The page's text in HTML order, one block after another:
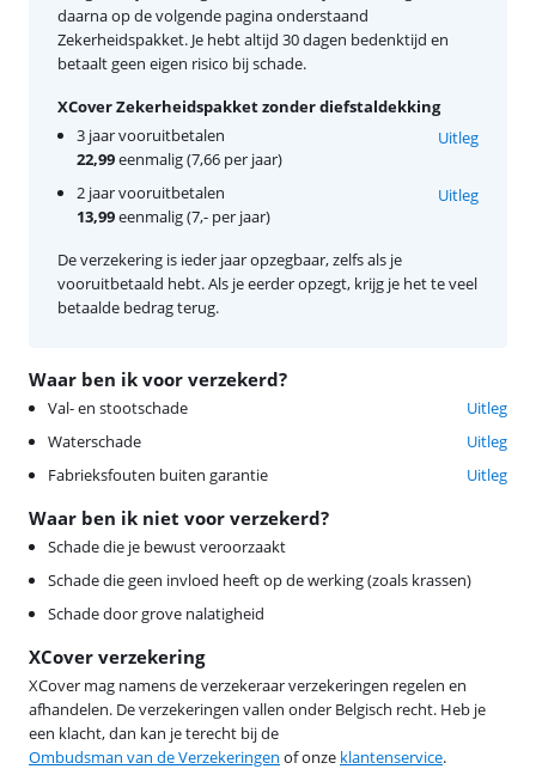
Waar ben ik voor verzekerd?
Val- en stootschade
Uitleg
Waterschade
Uitleg
Fabrieksfouten buiten garantie
Uitleg
Waar ben ik niet voor verzekerd?
Schade die je bewust veroorzaakt
Schade die geen invloed heeft op de werking (zoals krassen)
Schade door grove nalatigheid
XCover verzekering
XCover mag namens de verzekeraar verzekeringen regelen en
afhandelen. De verzekeringen vallen onder Belgisch recht. Heb je
een klacht, dan kan je terecht bij de
Ombudsman van de Verzekeringen of onze klantenservice.
daarna op de volgende pagina onderstaand
Zekerheidspakket. Je hebt altijd 30 dagen bedenktijd en
betaalt geen eigen risico bij schade.
XCover Zekerheidspakket zonder diefstaldekking
3 jaar vooruitbetalen
22,99eenmalig (7,66 per jaar)
Uitleg
2 jaar vooruitbetalen
13,99eenmalig (7,- per jaar)
Uitleg
De verzekering is ieder jaar opzegbaar, zelfs als je
vooruitbetaald hebt. Als je eerder opzegt, krijg je het te veel
betaalde bedrag terug.